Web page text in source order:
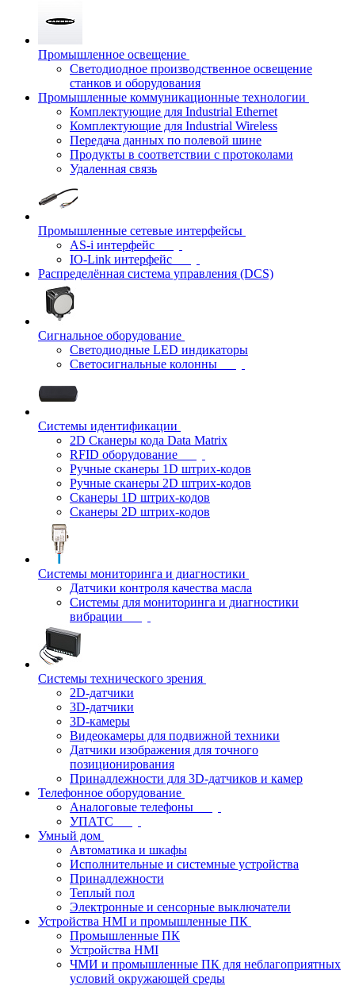
Промышленное освещение
Светодиодное производственное освещение
станков и оборудования
Промышленные коммуникационные технологии
Комплектующие для Industrial Ethernet
Комплектующие для Industrial Wireless
Передача данных по полевой шине
Продукты в соответствии с протоколами
Удаленная связь
Промышленные сетевые интерфейсы
AS-i интерфейс
IO-Link интерфейс
Распределённая система управления (DCS)
Сигнальное оборудование
Светодиодные LED индикаторы
Светосигнальные колонны
Системы идентификации
2D Сканеры кода Data Matrix
RFID оборудование
Ручные сканеры 1D штрих-кодов
Ручные сканеры 2D штрих-кодов
Сканеры 1D штрих-кодов
Сканеры 2D штрих-кодов
Системы мониторинга и диагностики
Датчики контроля качества масла
Системы для мониторинга и диагностики
вибрации
Системы технического зрения
2D-датчики
3D-датчики
3D-камеры
Видеокамеры для подвижной техники
Датчики изображения для точного
позиционирования
Принадлежности для 3D-датчиков и камер
Телефонное оборудование
Аналоговые телефоны
УПАТС
Умный дом
Автоматика и шкафы
Исполнительные и системные устройства
Принадлежности
Теплый пол
Электронные и сенсорные выключатели
Устройства HMI и промышленные ПК
Промышленные ПК
Устройства HMI
ЧМИ и промышленные ПК для неблагоприятных
условий окружающей среды